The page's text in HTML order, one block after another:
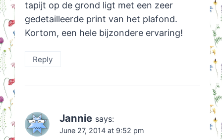
tapijt op de grond ligt met een zeer
gedetailleerde print van het plafond.
Kortom, een hele bijzondere ervaring!
Reply
Jannie says:
June 27, 2014 at 9:52 pm